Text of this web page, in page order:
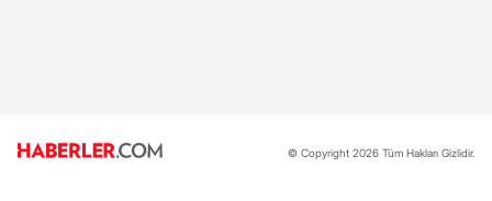
© Copyright 2026 Tüm Hakları Gizlidir.